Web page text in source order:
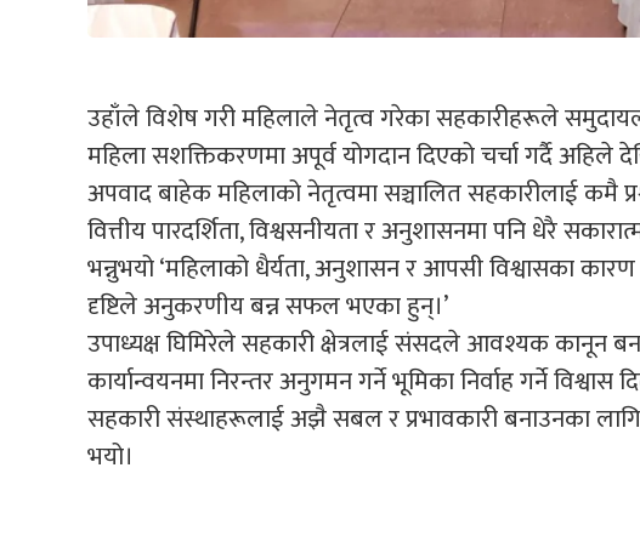
उहाँले विशेष गरी महिलाले नेतृत्व गरेका सहकारीहरूले
महिला सशक्तिकरणमा अपूर्व योगदान दिएको चर्चा गर्दै अहिले
अपवाद बाहेक महिलाको नेतृत्वमा सञ्चालित सहकारीलाई कमै
वित्तीय पारदर्शिता, विश्वसनीयता र अनुशासनमा पनि धेरै
भन्नुभयो ‘महिलाको धैर्यता, अनुशासन र आपसी विश्वासका
दृष्टिले अनुकरणीय बन्न सफल भएका हुन्।’
उपाध्यक्ष घिमिरेले सहकारी क्षेत्रलाई संसदले आवश्यक कानून
कार्यान्वयनमा निरन्तर अनुगमन गर्ने भूमिका निर्वाह गर्ने
सहकारी संस्थाहरूलाई अझै सबल र प्रभावकारी बनाउनका
भयो।